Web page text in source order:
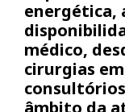
energética,
médico,
cirurgias
âmbito da